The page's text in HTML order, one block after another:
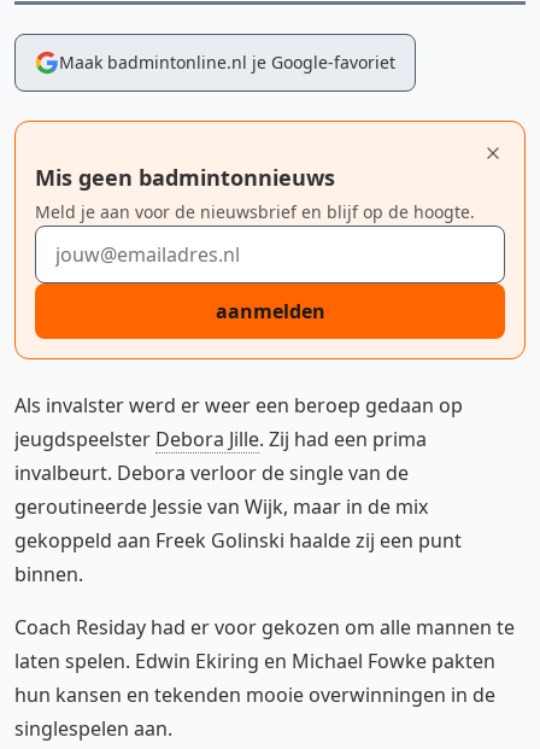
Maak badmintonline.nl je Google-favoriet
Mis geen badmintonnieuws
Meld je aan voor de nieuwsbrief en blijf op de hoogte.
E-mailadres
aanmelden
Als invalster werd er weer een beroep gedaan op
jeugdspeelster Debora Jille. Zij had een prima
invalbeurt. Debora verloor de single van de
geroutineerde Jessie van Wijk, maar in de mix
gekoppeld aan Freek Golinski haalde zij een punt
binnen.
Coach Residay had er voor gekozen om alle mannen te
laten spelen. Edwin Ekiring en Michael Fowke pakten
hun kansen en tekenden mooie overwinningen in de
singlespelen aan.